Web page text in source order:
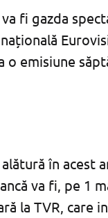
fi gazda
o emisiune
în acest
va fi, pe 1
la TVR, care